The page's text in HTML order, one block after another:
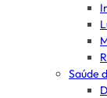
Saúde